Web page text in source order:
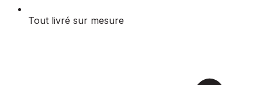
Tout livré sur mesure